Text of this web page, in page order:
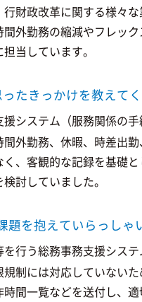
財政改革に関する様々な
外勤務の縮減やフレッ
当しています。
たきっかけを教えて
システム（服務関係の
外勤務、休暇、時差出
、客観的な記録を基礎
討していました。
題を抱えていらっしゃ
行う総務事務支援シス
制には対応していない
間一覧などを送付し、